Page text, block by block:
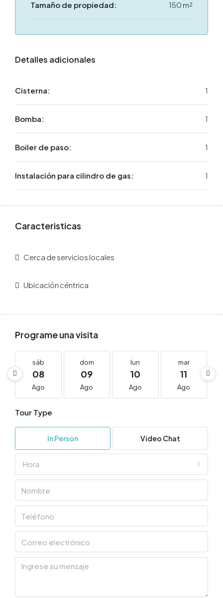
Tamaño de propiedad: 150 m²
Detalles adicionales
Cisterna: 1
Bomba: 1
Boiler de paso: 1
Instalación para cilindro de gas: 1
Caracteristicas
Cerca de servicios locales
Ubicación céntrica
Programe una visita
sáb
08
Ago
dom
09
Ago
lun
10
Ago
mar
11
Ago
Tour Type
In Person Video Chat
Hora